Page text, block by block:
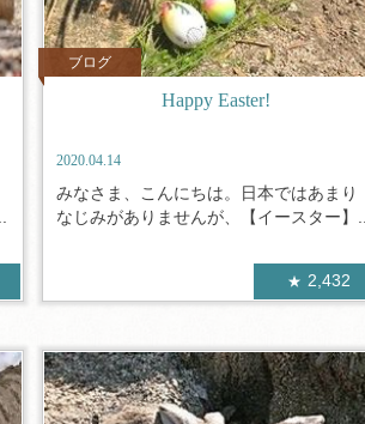
ブログ
Happy Easter!
2020.04.14
みなさま、こんにちは。日本ではあまり
なじみがありませんが、【イースター】...
2,432